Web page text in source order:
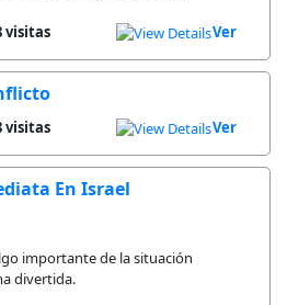
visitas Ver
visitas Ver
En Israel
importante de la situación
divertida.